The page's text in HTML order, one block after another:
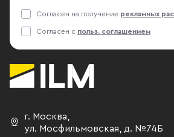
Согласен на получение рекламных
Согласен с польз. соглашением
г. Москва
ул. Мосфильмовская,
д. №74Б